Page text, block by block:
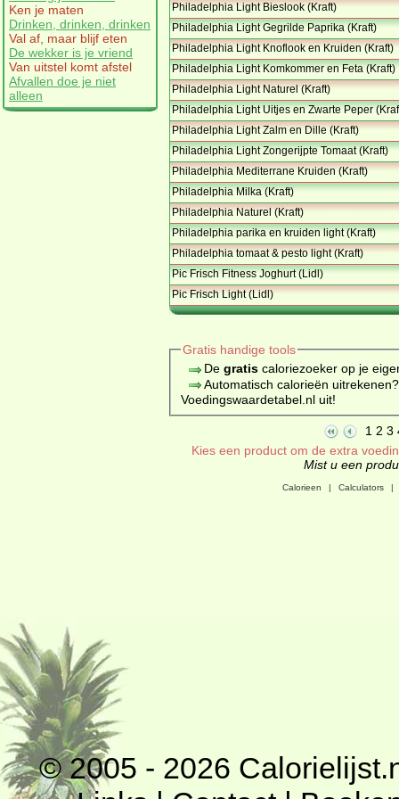
Ken je maten
Drinken, drinken, drinken
Val af, maar blijf eten
De wekker is je vriend
Van uitstel komt afstel
Afvallen doe je niet
alleen
Philadelphia Light Bieslook (Kraft)
Philadelphia Light Gegrilde Paprika (Kraft)
Philadelphia Light Knoflook en Kruiden (Kraft)
Philadelphia Light Komkommer en Feta (Kraft)
Philadelphia Light Naturel (Kraft)
Philadelphia Light Uitjes en Zwarte Peper
Philadelphia Light Zalm en Dille (Kraft)
Philadelphia Light Zongerijpte Tomaat (Kraft)
Philadelphia Mediterrane Kruiden (Kraft)
Philadelphia Milka (Kraft)
Philadelphia Naturel (Kraft)
Philadelphia parika en kruiden light (Kraft)
Philadelphia tomaat & pesto light (Kraft)
Pic Frisch Fitness Joghurt (Lidl)
Pic Frisch Light (Lidl)
Gratis handige tools
De gratiscaloriezoeker op je
Automatisch calorieën
Voedingswaardetabel.nl uit!
1 2 3
Kies een product om de extra
Mist u een
Calorieen | Calculators |
© 2005 - 2026